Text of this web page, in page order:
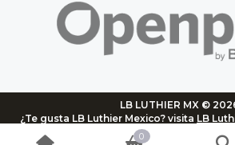
LB LUTHIER MX ©
¿Te gusta LB Luthier Mexico? visita LB
más de 3.000 productos
0